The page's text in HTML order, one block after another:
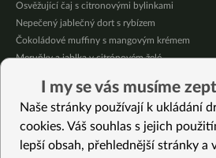
Osvěžující čaj s citronovými bylinkami
Nepečený jablečný dort s rybízem
Čokoládové muffiny s mangovým krémem
Meruňky a jablka v citrónovém želé
Celozrnná rýže basmati se zeleninou
Citrónové muffiny s borůvkovým krémem
Vybrané recepty
I my se vás musíme
Naše stránky používají k ukládání
cookies. Váš souhlas s jejich
lepší obsah, přehlednější stránky a